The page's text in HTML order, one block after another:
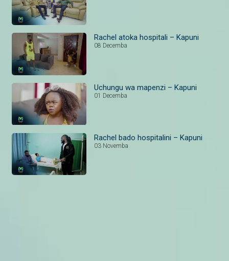
Rachel atoka hospitali – Kapuni
08 Decemba
Uchungu wa mapenzi – Kapuni
01 Decemba
Rachel bado hospitalini – Kapuni
03 Novemba